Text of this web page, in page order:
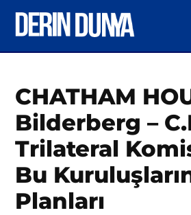
Posted
in
Dünya
(Video)
CHATHAM
Bilderberg –
Trilateral
Bu
Planları